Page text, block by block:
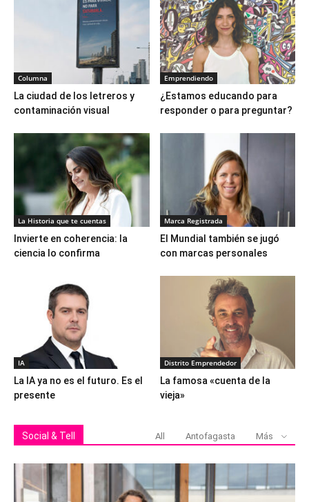
Columna
La ciudad de los letreros y
contaminación visual
Emprendiendo
¿Estamos educando para
responder o para preguntar?
La Historia que te cuentas
Invierte en coherencia: la
ciencia lo confirma
Marca Registrada
El Mundial también se jugó
con marcas personales
IA
La IA ya no es el futuro. Es el
presente
Distrito Emprendedor
La famosa «cuenta de la
vieja»
Social & Tell All Antofagasta Más